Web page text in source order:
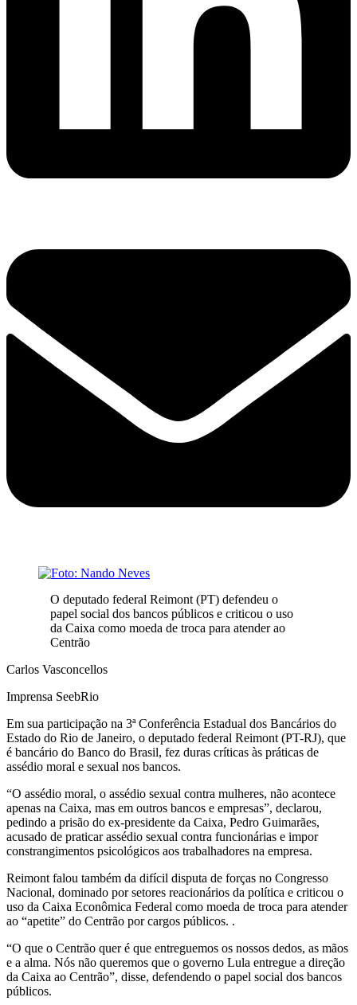
O deputado federal Reimont (PT) defendeu o
papel social dos bancos públicos e criticou o uso
da Caixa como moeda de troca para atender ao
Centrão
Carlos Vasconcellos
Imprensa SeebRio
Em sua participação na 3ª Conferência Estadual dos Bancários do
Estado do Rio de Janeiro, o deputado federal Reimont (PT-RJ), que
é bancário do Banco do Brasil, fez duras críticas às práticas de
assédio moral e sexual nos bancos.
“O assédio moral, o assédio sexual contra mulheres, não acontece
apenas na Caixa, mas em outros bancos e empresas”, declarou,
pedindo a prisão do ex-presidente da Caixa, Pedro Guimarães,
acusado de praticar assédio sexual contra funcionárias e impor
constrangimentos psicológicos aos trabalhadores na empresa.
Reimont falou também da difícil disputa de forças no Congresso
Nacional, dominado por setores reacionários da política e criticou o
uso da Caixa Econômica Federal como moeda de troca para atender
ao “apetite” do Centrão por cargos públicos. .
“O que o Centrão quer é que entreguemos os nossos dedos, as mãos
e a alma. Nós não queremos que o governo Lula entregue a direção
da Caixa ao Centrão”, disse, defendendo o papel social dos bancos
públicos.